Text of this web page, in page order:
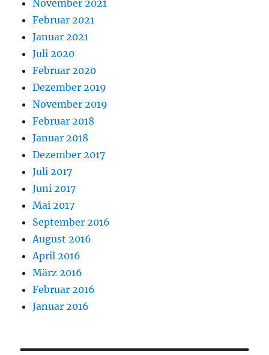
November 2021
Februar 2021
Januar 2021
Juli 2020
Februar 2020
Dezember 2019
November 2019
Februar 2018
Januar 2018
Dezember 2017
Juli 2017
Juni 2017
Mai 2017
September 2016
August 2016
April 2016
März 2016
Februar 2016
Januar 2016